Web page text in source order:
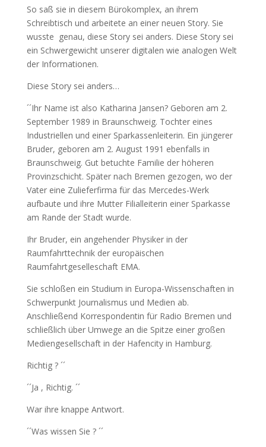
So saß sie in diesem Bürokomplex, an ihrem
Schreibtisch und arbeitete an einer neuen Story. Sie
wusste genau, diese Story sei anders. Diese Story sei
ein Schwergewicht unserer digitalen wie analogen Welt
der Informationen.
Diese Story sei anders…
´´Ihr Name ist also Katharina Jansen? Geboren am 2.
September 1989 in Braunschweig. Tochter eines
Industriellen und einer Sparkassenleiterin. Ein jüngerer
Bruder, geboren am 2. August 1991 ebenfalls in
Braunschweig. Gut betuchte Familie der höheren
Provinzschicht. Später nach Bremen gezogen, wo der
Vater eine Zulieferfirma für das Mercedes-Werk
aufbaute und ihre Mutter Filialleiterin einer Sparkasse
am Rande der Stadt wurde.
Ihr Bruder, ein angehender Physiker in der
Raumfahrttechnik der europäischen
Raumfahrtgeselleschaft EMA.
Sie schloßen ein Studium in Europa-Wissenschaften in
Schwerpunkt Journalismus und Medien ab.
Anschließend Korrespondentin für Radio Bremen und
schließlich über Umwege an die Spitze einer großen
Mediengesellschaft in der Hafencity in Hamburg.
Richtig ? ´´
´´Ja , Richtig. ´´
War ihre knappe Antwort.
´´Was wissen Sie ? ´´